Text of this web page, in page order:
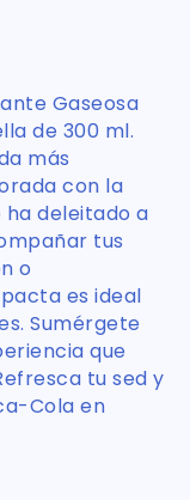
Gaseosa
de 300 ml.
más
con la
deleitado a
tus
o
es ideal
Sumérgete
que
tu sed y
Cola en